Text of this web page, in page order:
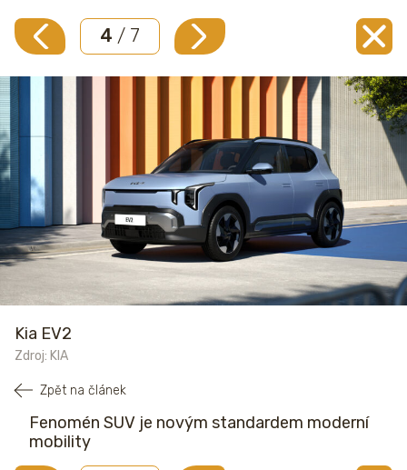
4 / 7
Kia EV2
Zdroj: KIA
Zpět na článek
Fenomén SUV je novým standardem moderní
mobility